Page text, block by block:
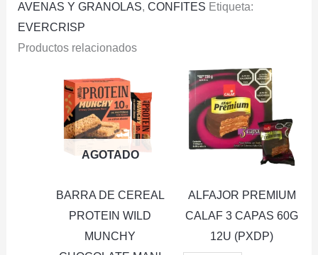
AVENAS Y GRANOLAS, CONFITES Etiqueta:
EVERCRISP
Productos relacionados
AGOTADO
BARRA DE CEREAL
PROTEIN WILD
MUNCHY
ALFAJOR PREMIUM
CALAF 3 CAPAS 60G
12U (PXDP)